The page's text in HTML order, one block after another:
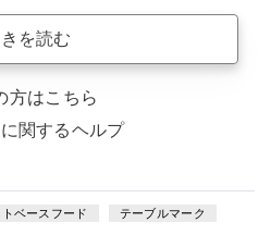
を読む
方はこちら
関するヘルプ
ベースフード テーブルマーク